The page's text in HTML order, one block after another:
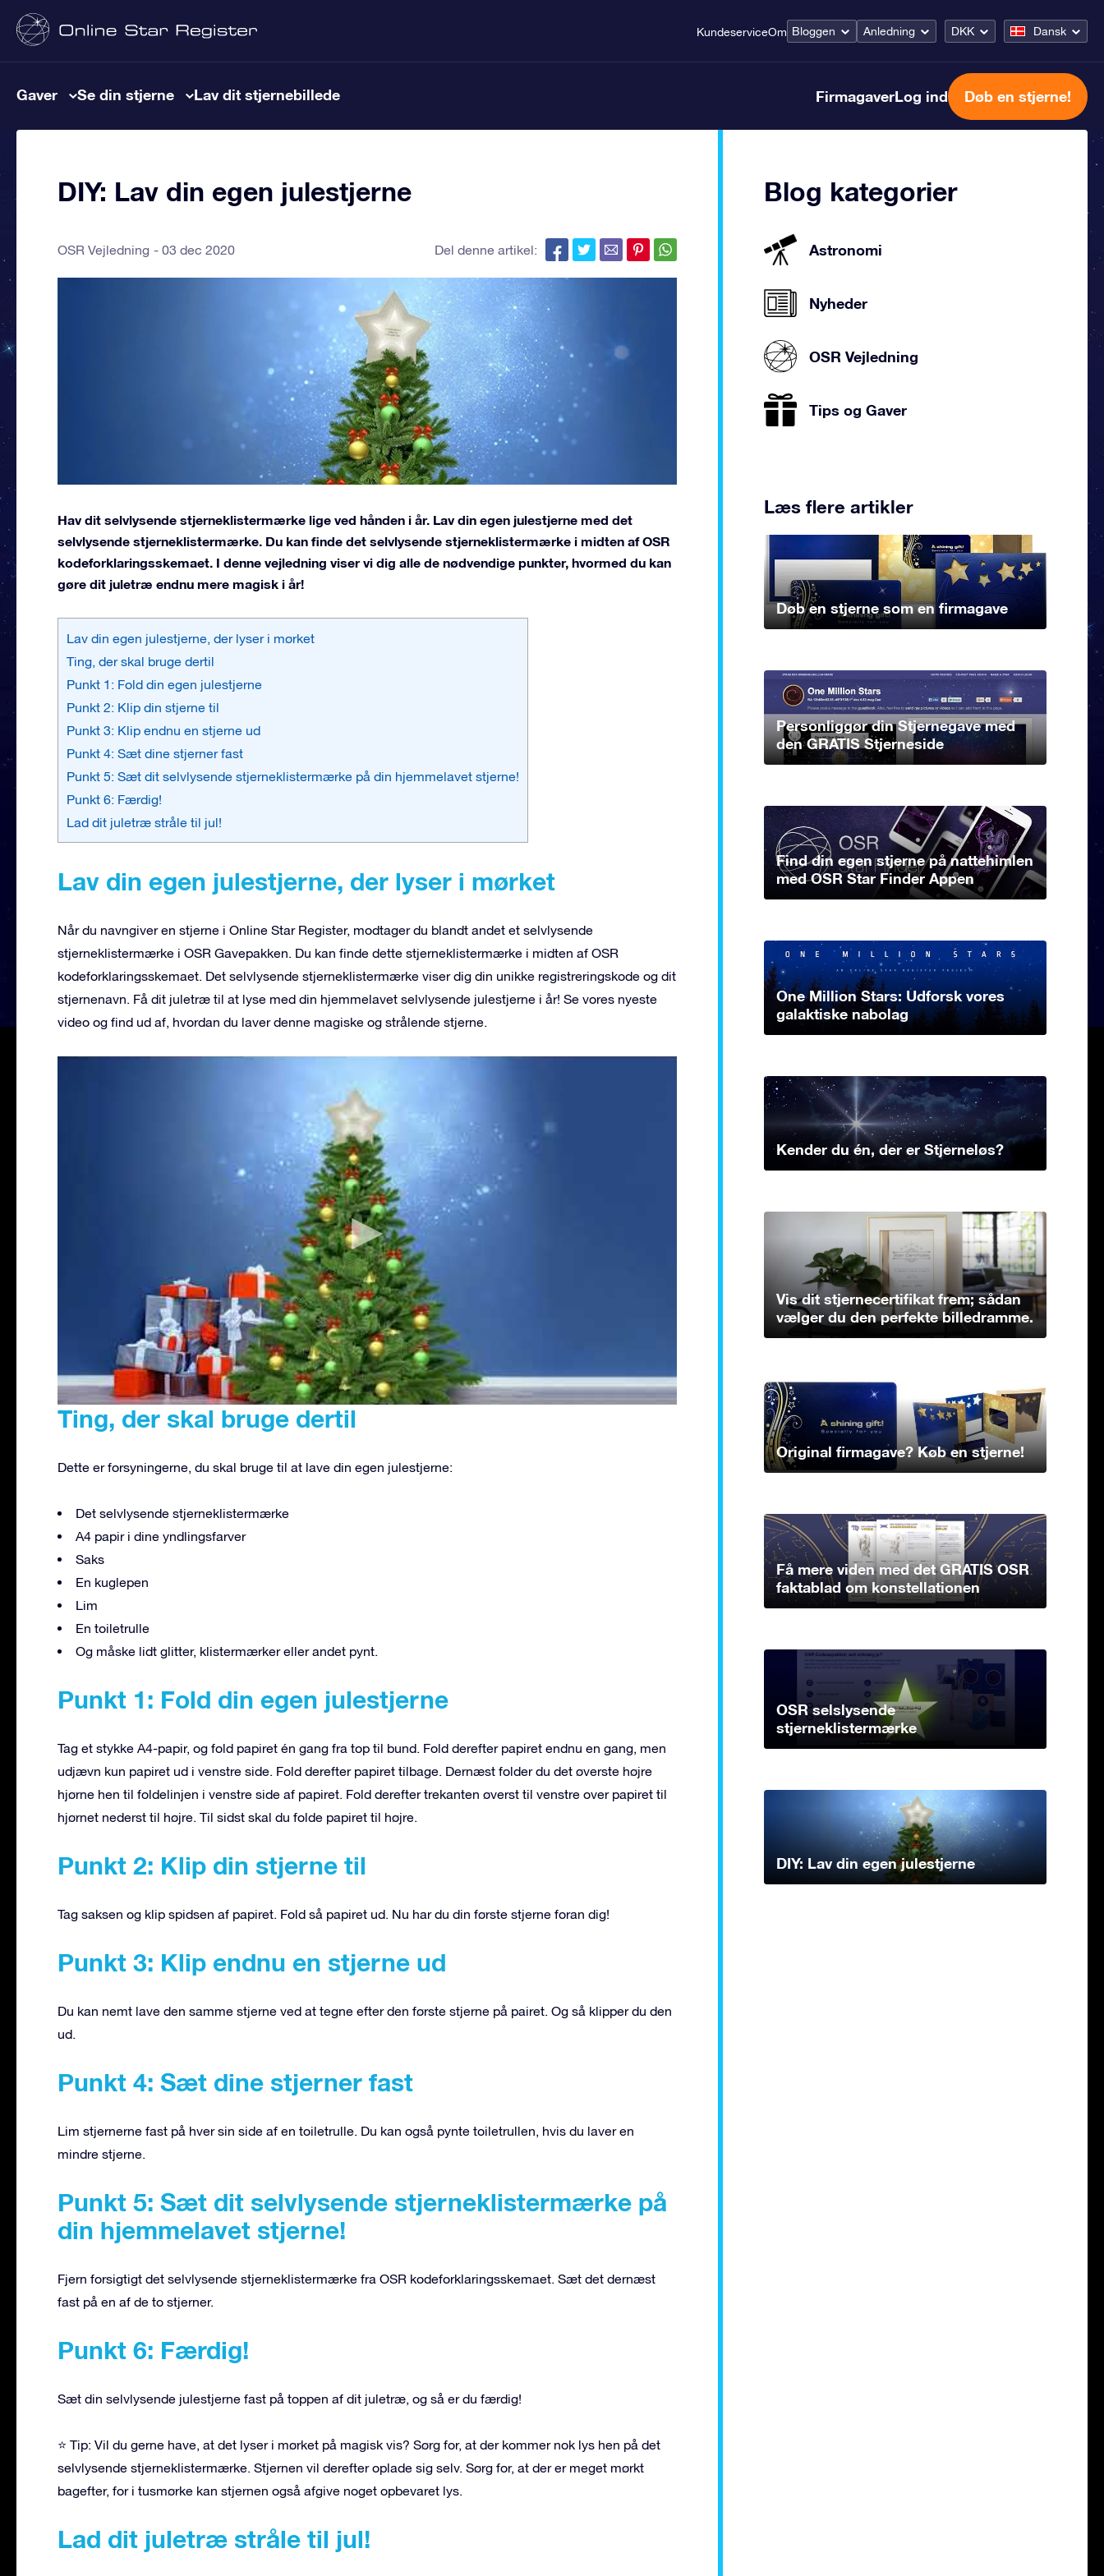
KundeserviceOm Bloggen Anledning DKK Dansk
Gaver Se din stjerne Lav dit stjernebillede FirmagaverLog ind Døb en stjerne!
DIY: Lav din egen julestjerne
OSR Vejledning 03 dec 2020 Del denne artikel:
Hav dit selvlysende stjerneklistermærke lige ved hånden i år. Lav din egen julestjerne med det
selvlysende stjerneklistermærke. Du kan finde det selvlysende stjerneklistermærke i midten af OSR
kodeforklaringsskemaet. I denne vejledning viser vi dig alle de nødvendige punkter, hvormed du kan
gøre dit juletræ endnu mere magisk i år!
Lav din egen julestjerne, der lyser i mørket
Ting, der skal bruge dertil
Punkt 1: Fold din egen julestjerne
Punkt 2: Klip din stjerne til
Punkt 3: Klip endnu en stjerne ud
Punkt 4: Sæt dine stjerner fast
Punkt 5: Sæt dit selvlysende stjerneklistermærke på din hjemmelavet stjerne!
Punkt 6: Færdig!
Lad dit juletræ stråle til jul!
Lav din egen julestjerne, der lyser i mørket
Når du navngiver en stjerne i Online Star Register, modtager du blandt andet et selvlysende
stjerneklistermærke i OSR Gavepakken. Du kan finde dette stjerneklistermærke i midten af OSR
kodeforklaringsskemaet. Det selvlysende stjerneklistermærke viser dig din unikke registreringskode og dit
stjernenavn. Få dit juletræ til at lyse med din hjemmelavet selvlysende julestjerne i år! Se vores nyeste
video og find ud af, hvordan du laver denne magiske og strålende stjerne.
Ting, der skal bruge dertil
Dette er forsyningerne, du skal bruge til at lave din egen julestjerne:
Det selvlysende stjerneklistermærke
A4 papir i dine yndlingsfarver
Saks
En kuglepen
Lim
En toiletrulle
Og måske lidt glitter, klistermærker eller andet pynt.
Punkt 1: Fold din egen julestjerne
Tag et stykke A4-papir, og fold papiret én gang fra top til bund. Fold derefter papiret endnu en gang, men
udjævn kun papiret ud i venstre side. Fold derefter papiret tilbage. Dernæst folder du det øverste højre
hjørne hen til foldelinjen i venstre side af papiret. Fold derefter trekanten øverst til venstre over papiret til
hjørnet nederst til højre. Til sidst skal du folde papiret til højre.
Punkt 2: Klip din stjerne til
Tag saksen og klip spidsen af papiret. Fold så papiret ud. Nu har du din første stjerne foran dig!
Punkt 3: Klip endnu en stjerne ud
Du kan nemt lave den samme stjerne ved at tegne efter den første stjerne på pairet. Og så klipper du den
ud.
Punkt 4: Sæt dine stjerner fast
Lim stjernerne fast på hver sin side af en toiletrulle. Du kan også pynte toiletrullen, hvis du laver en
mindre stjerne.
Punkt 5: Sæt dit selvlysende stjerneklistermærke på
din hjemmelavet stjerne!
Fjern forsigtigt det selvlysende stjerneklistermærke fra OSR kodeforklaringsskemaet. Sæt det dernæst
fast på en af de to stjerner.
Punkt 6: Færdig!
Sæt din selvlysende julestjerne fast på toppen af dit juletræ, og så er du færdig!
⭐ Tip: Vil du gerne have, at det lyser i mørket på magisk vis? Sørg for, at der kommer nok lys hen på det
selvlysende stjerneklistermærke. Stjernen vil derefter oplade sig selv. Sørg for, at der er meget mørkt
bagefter, for i tusmørke kan stjernen også afgive noget opbevaret lys.
Lad dit juletræ stråle til jul!
Blog kategorier
Astronomi
Nyheder
OSR Vejledning
Tips og Gaver
Læs flere artikler
Døb en stjerne som en firmagave
Personliggør din Stjernegave med
den GRATIS Stjerneside
Find din egen stjerne på nattehimlen
med OSR Star Finder Appen
One Million Stars: Udforsk vores
galaktiske nabolag
Kender du én, der er Stjerneløs?
Vis dit stjernecertifikat frem; sådan
vælger du den perfekte billedramme.
Original firmagave? Køb en stjerne!
Få mere viden med det GRATIS OSR
faktablad om konstellationen
OSR selslysende
stjerneklistermærke
DIY: Lav din egen julestjerne